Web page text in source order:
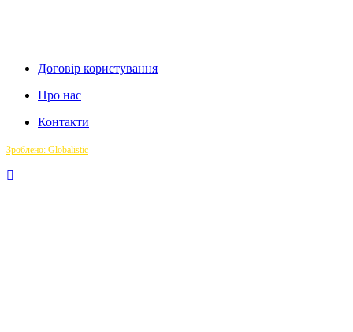
Договір користування
Про нас
Контакти
Зроблено: Globalistic